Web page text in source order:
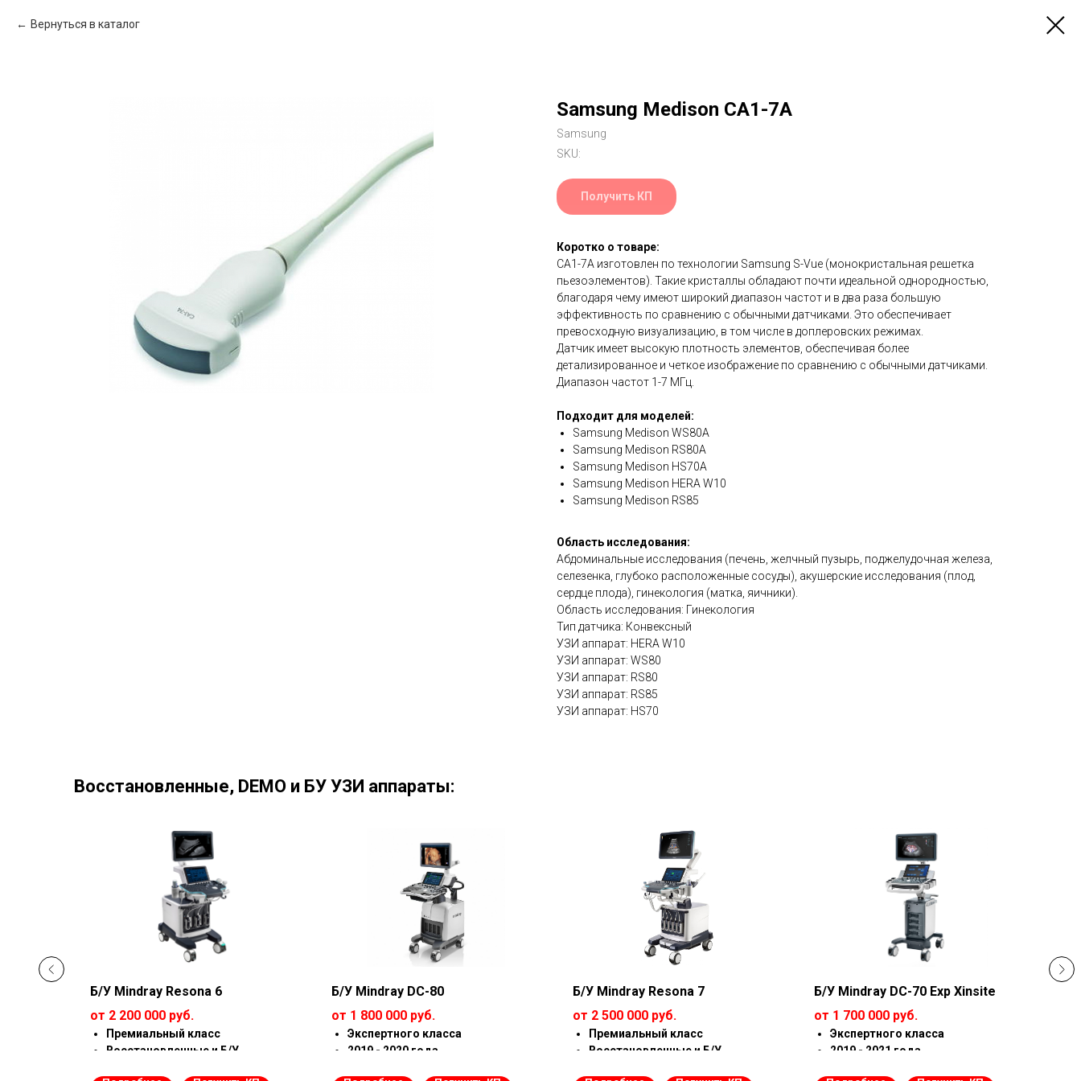
Вернуться в каталог
Samsung Medison CA1-7A
Samsung
SKU:
Получить КП
Коротко о товаре:
CA1-7A изготовлен по технологии Samsung S-Vue (монокристальная решетка
пьезоэлементов). Такие кристаллы обладают почти идеальной однородностью,
благодаря чему имеют широкий диапазон частот и в два раза большую
эффективность по сравнению с обычными датчиками. Это обеспечивает
превосходную визуализацию, в том числе в доплеровских режимах.
Датчик имеет высокую плотность элементов, обеспечивая более
детализированное и четкое изображение по сравнению с обычными датчиками.
Диапазон частот 1-7 МГц.
Подходит для моделей:
Samsung Medison WS80A
Samsung Medison RS80A
Samsung Medison HS70A
Samsung Medison HERA W10
Samsung Medison RS85
Область исследования:
Абдоминальные исследования (печень, желчный пузырь, поджелудочная железа,
селезенка, глубоко расположенные сосуды), акушерские исследования (плод,
сердце плода), гинекология (матка, яичники).
Область исследования: Гинекология
Тип датчика: Конвексный
УЗИ аппарат: HERA W10
УЗИ аппарат: WS80
УЗИ аппарат: RS80
УЗИ аппарат: RS85
УЗИ аппарат: HS70
Восстановленные, DEMO и БУ УЗИ аппараты:
Б/У Mindray Resona 6
от 2 200 000 руб.
Премиальный класс
Восстановленные и Б/У
Б/У Mindray DC-80
от 1 800 000 руб.
Экспертного класса
2019 - 2020 года
Б/У Mindray Resona 7
от 2 500 000 руб.
Премиальный класс
Восстановленные и Б/У
Б/У Mindray DC-70 Exp Xinsite
от 1 700 000 руб.
Экспертного класса
2019 - 2021 года